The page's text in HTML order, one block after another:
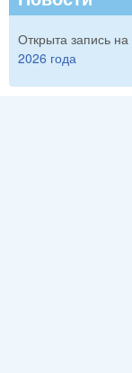
Открыта запись на
2026 года